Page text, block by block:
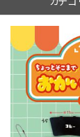
ログ
入
カプセ